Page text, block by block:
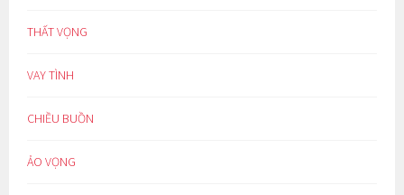
THẤT VỌNG
VAY TÌNH
CHIỀU BUỒN
ẢO VỌNG